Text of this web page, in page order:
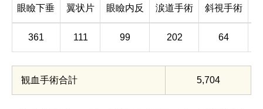
眼瞼下垂
361
翼状片
111
眼瞼内反
99
涙道手術
202
斜視手術
64
観血手術合計 5,704